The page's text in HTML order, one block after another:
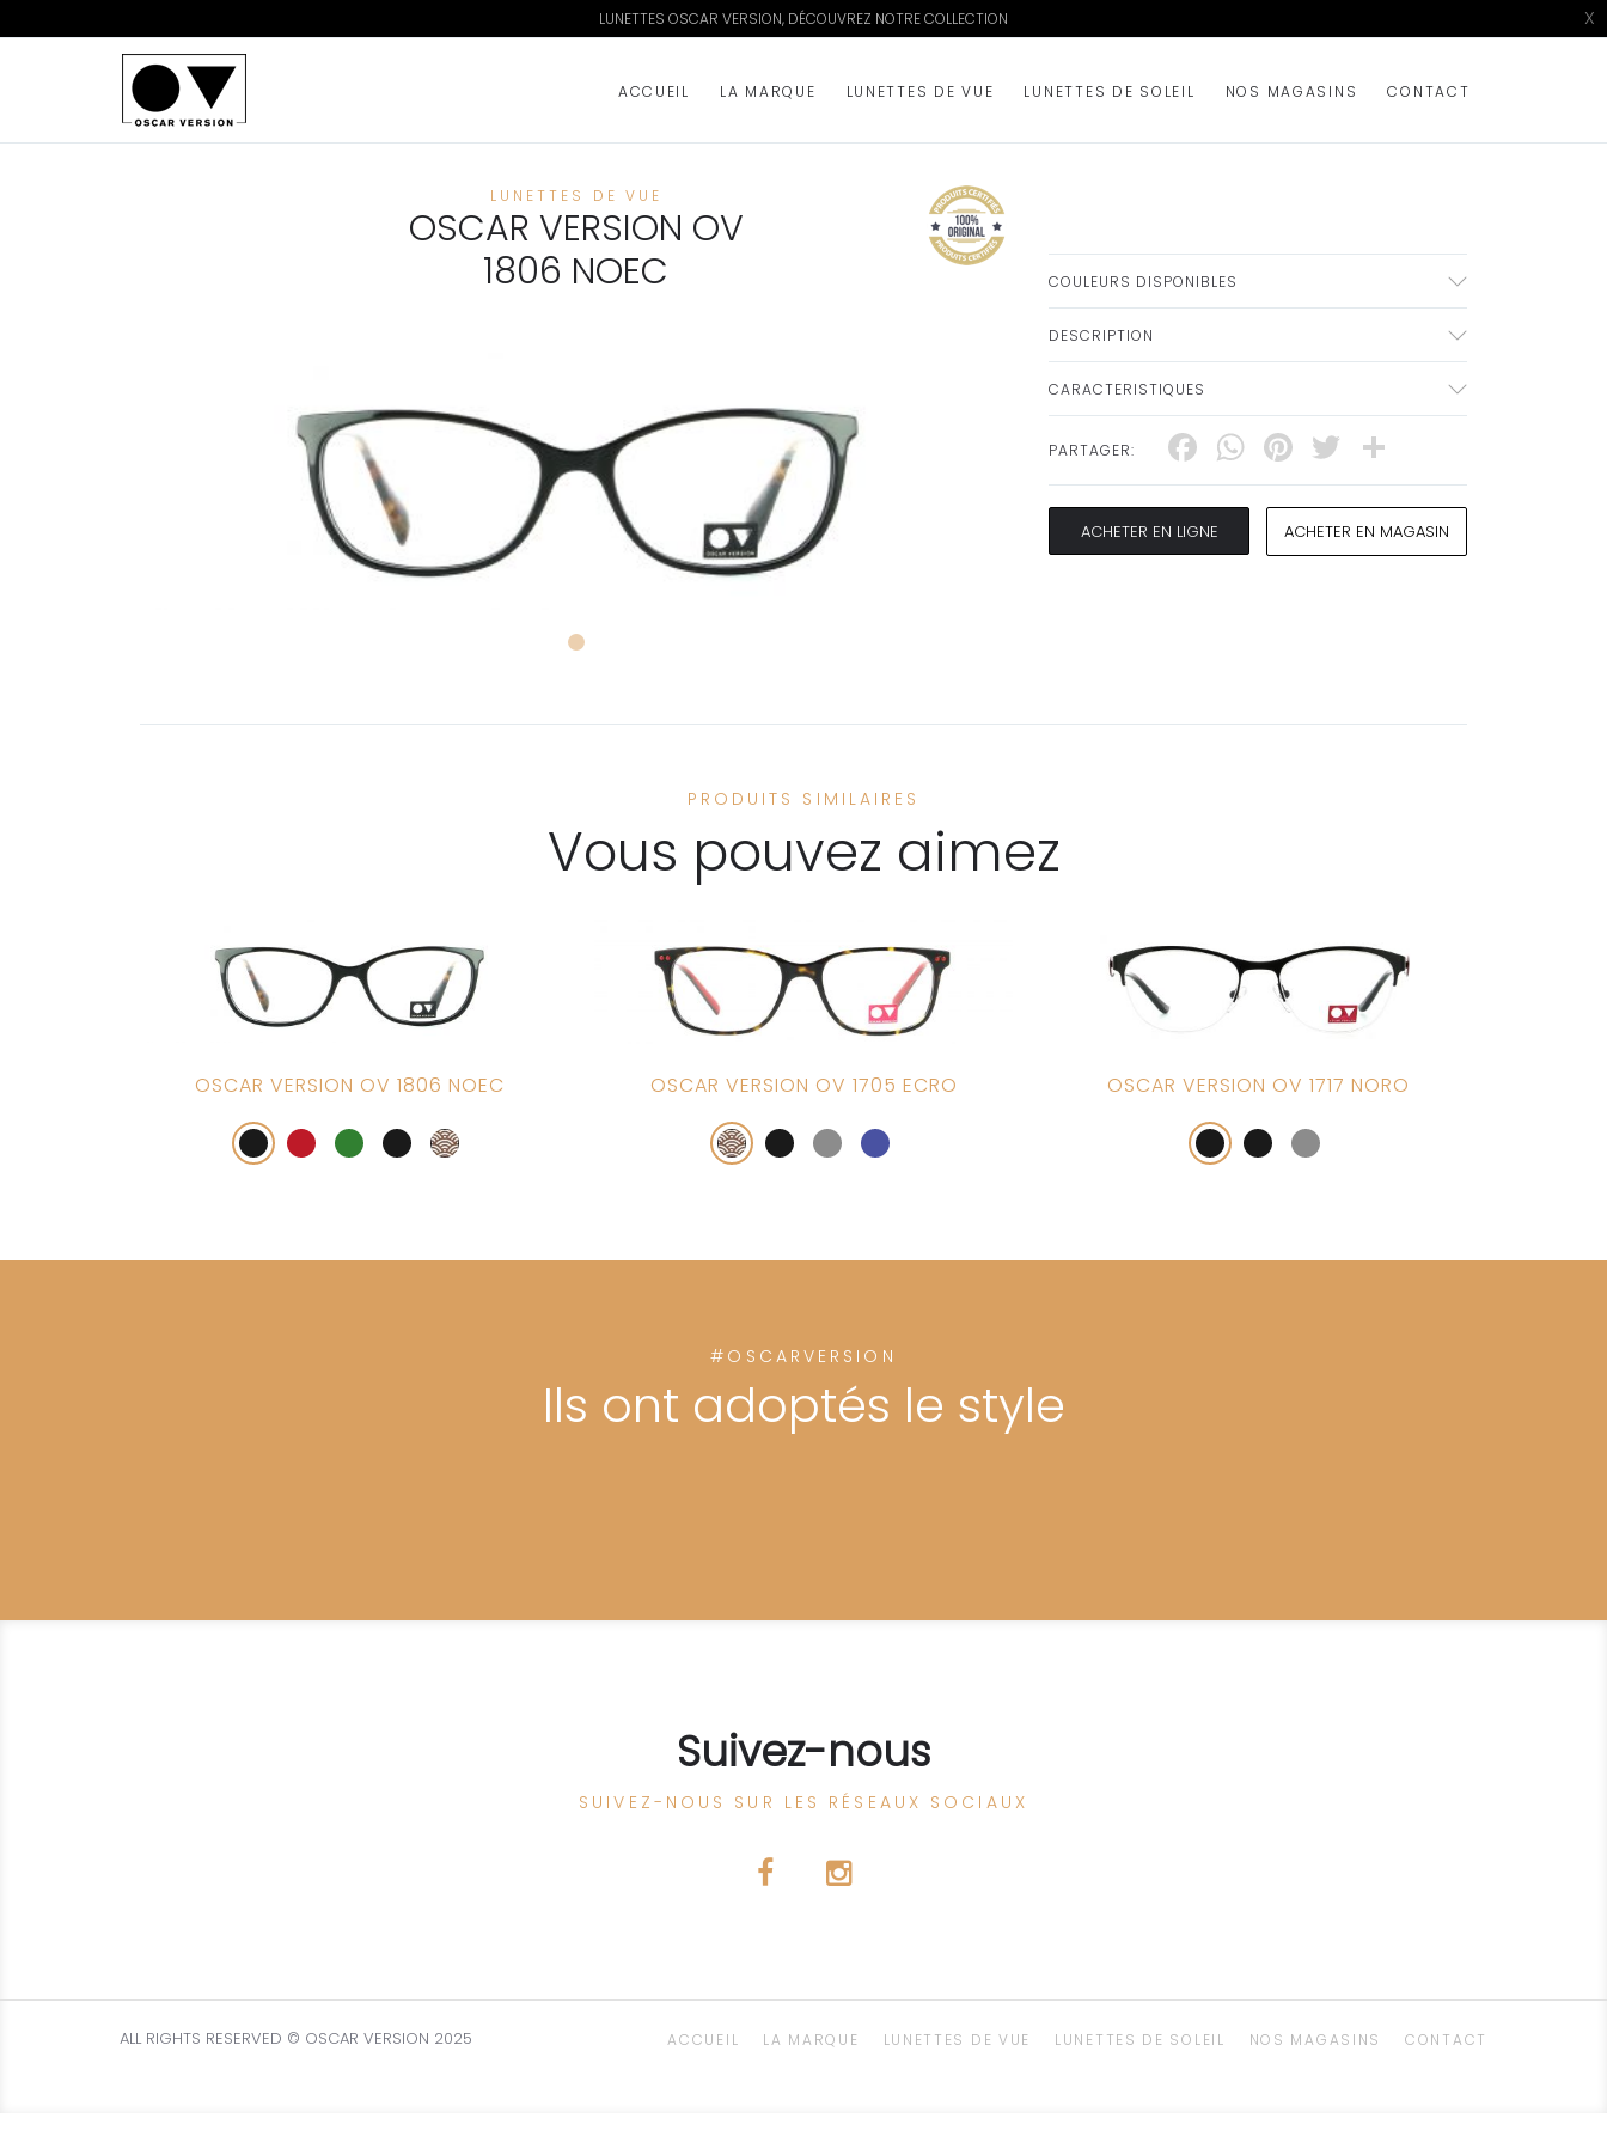
LUNETTES OSCAR VERSION, DÉCOUVREZ NOTRE COLLECTION X
ACCUEIL LA MARQUE LUNETTES DE VUE LUNETTES DE SOLEIL NOS MAGASINS CONTACT
LUNETTES DE VUE
OSCAR VERSION OV
1806 NOEC
COULEURS DISPONIBLES
DESCRIPTION
CARACTERISTIQUES
PARTAGER: Facebook
WhatsApp
Pinterest
Twitter
ACHETER EN LIGNE ACHETER EN MAGASIN
PRODUITS SIMILAIRES
Vous pouvez aimez
OSCAR VERSION OV 1806 NOEC OSCAR VERSION OV 1705 ECRO OSCAR VERSION OV 1717 NORO
#OSCARVERSION
Ils ont adoptés le style
Suivez-nous
SUIVEZ-NOUS SUR LES RÉSEAUX SOCIAUX
ALL RIGHTS RESERVED © OSCAR VERSION 2025 ACCUEIL LA MARQUE LUNETTES DE VUE LUNETTES DE SOLEIL NOS MAGASINS CONTACT